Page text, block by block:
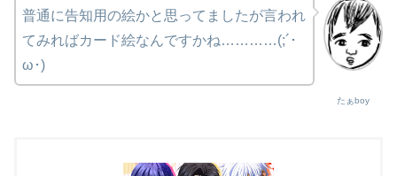
たぁboy
普通に告知用の絵かと思ってましたが言われ
てみればカード絵なんですかね…………(;´･
ω･)